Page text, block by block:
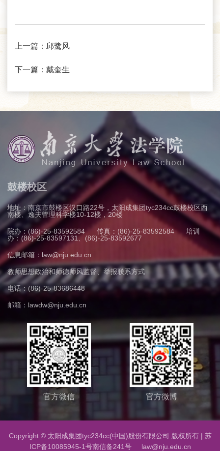
上一篇： 邱鹭风
下一篇： 戴奎生
鼓楼校区
地址：南京市鼓楼区汉口路22号，太阳成集团tyc234cc鼓楼校区西
南楼、逸夫管理科学楼10-12楼，20楼
院办：(86)-25-83592584 传真：(86)-25-83592584
培训
办：(86)-25-83597131、(86)-25-83592677
信息邮箱：law@nju.edu.cn
教师思想政治和师德师风监督、举报联系方式
电话：(86)-25-83686448
邮箱：lawdw@nju.edu.cn
官方微信 官方微博
Copyright © 太阳成集团tyc234cc(中国)股份有限公司 版权所有 | 苏
ICP备10085945-1号南信备241号 law@nju.edu.cn